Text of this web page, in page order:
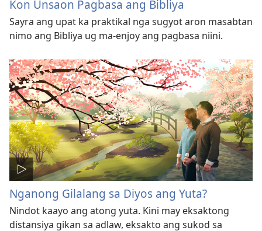
Kon Unsaon Pagbasa ang Bibliya
Sayra ang upat ka praktikal nga sugyot aron masabtan
nimo ang Bibliya ug ma-enjoy ang pagbasa niini.
Nganong Gilalang sa Diyos ang Yuta?
Nindot kaayo ang atong yuta. Kini may eksaktong
distansiya gikan sa adlaw, eksakto ang sukod sa